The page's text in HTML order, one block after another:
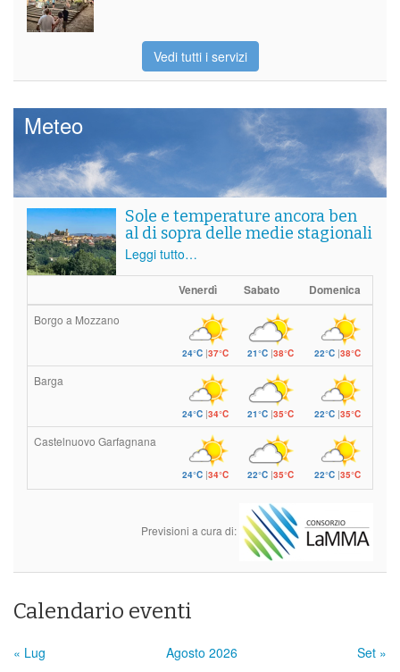
Vedi tutti i servizi
Meteo
Sole e temperature ancora ben
al di sopra delle medie stagionali
Leggi tutto…
Venerdì Sabato Domenica
Borgo a Mozzano
24°C|37°C 21°C|38°C 22°C |38°C
Barga
24°C|34°C 21°C|35°C 22°C |35°C
Castelnuovo Garfagnana
24°C|34°C 22°C|35°C 22°C |35°C
Previsioni a cura di:
Calendario eventi
« Lug Agosto 2026
Set »